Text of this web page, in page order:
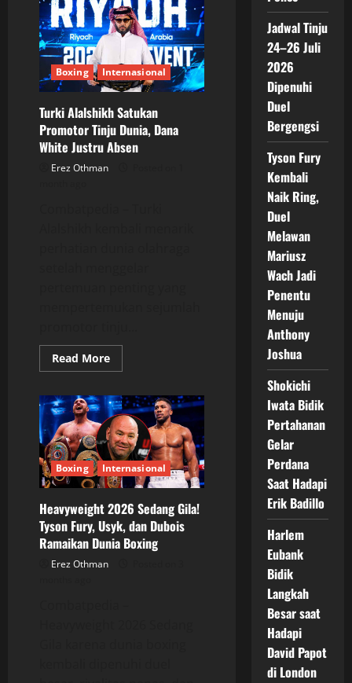
Fury
Kembali
Naik
Ring,
Melawan
Mariusz
Wach
Jadi
Penentu
Menuju
Anthony
Joshua
Boxing Internasional
Turki Alalshikh Satukan
Promotor Tinju Dunia, Dana
White Justru Absen
Erez Othman
Read MoreRead
more
Alalshikh
Satukan
Promotor
Tinju
Dunia,
Dana
White
Justru
Absen
Boxing Internasional
Heavyweight 2026 Sedang Gila!
Tyson Fury, Usyk, dan Dubois
Ramaikan Dunia Boxing
Erez Othman
Jadwal Tinju
24–26 Juli
2026
Dipenuhi
Duel
Bergengsi
Tyson Fury
Kembali
Naik Ring,
Duel
Melawan
Mariusz
Wach Jadi
Penentu
Menuju
Anthony
Joshua
Shokichi
Iwata Bidik
Pertahanan
Gelar
Perdana
Saat Hadapi
Erik Badillo
Harlem
Eubank
Bidik
Langkah
Besar saat
Hadapi
David Papot
di London